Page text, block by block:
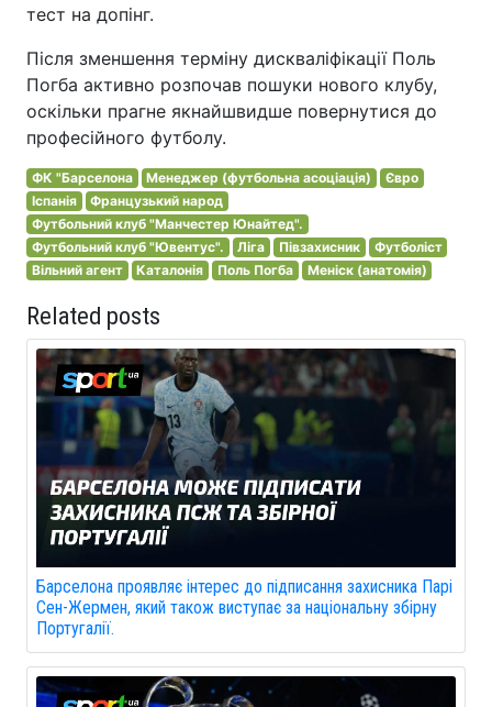
тест на допінг.
Після зменшення терміну дискваліфікації Поль
Погба активно розпочав пошуки нового клубу,
оскільки прагне якнайшвидше повернутися до
професійного футболу.
ФК "Барселона Менеджер (футбольна асоціація)
Євро
Іспанія
Французький народ
Футбольний клуб "Манчестер Юнайтед".
Футбольний клуб "Ювентус".
Ліга Півзахисник
Футболіст
Вільний агент
Каталонія Поль Погба Меніск (анатомія)
Related posts
Барселона проявляє інтерес до підписання захисника Парі
Сен-Жермен, який також виступає за національну збірну
Португалії.